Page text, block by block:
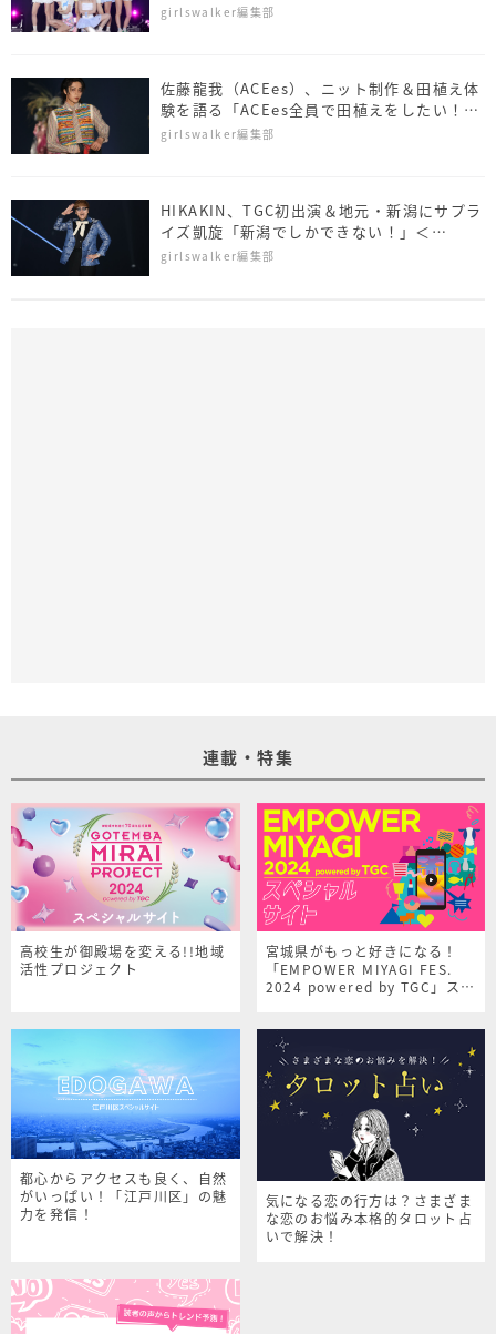
girlswalker編集部
佐藤⿓我（ACEes）、ニット制作＆田植え体
験を語る「ACEes全員で田植えをしたい！」
＜NAMICS presents TGC 新潟 2026＞
girlswalker編集部
HIKAKIN、TGC初出演＆地元・新潟にサプラ
イズ凱旋「新潟でしかできない！」＜
NAMICS presents TGC 新潟 2026＞
girlswalker編集部
連載・特集
高校生が御殿場を変える!!地域
活性プロジェクト
宮城県がもっと好きになる！
「EMPOWER MIYAGI FES.
2024 powered by TGC」スペ
都心からアクセスも良く、自然
がいっぱい！「江戸川区」の魅
力を発信！
気になる恋の行方は？さまざま
な恋のお悩み本格的タロット占
いで解決！